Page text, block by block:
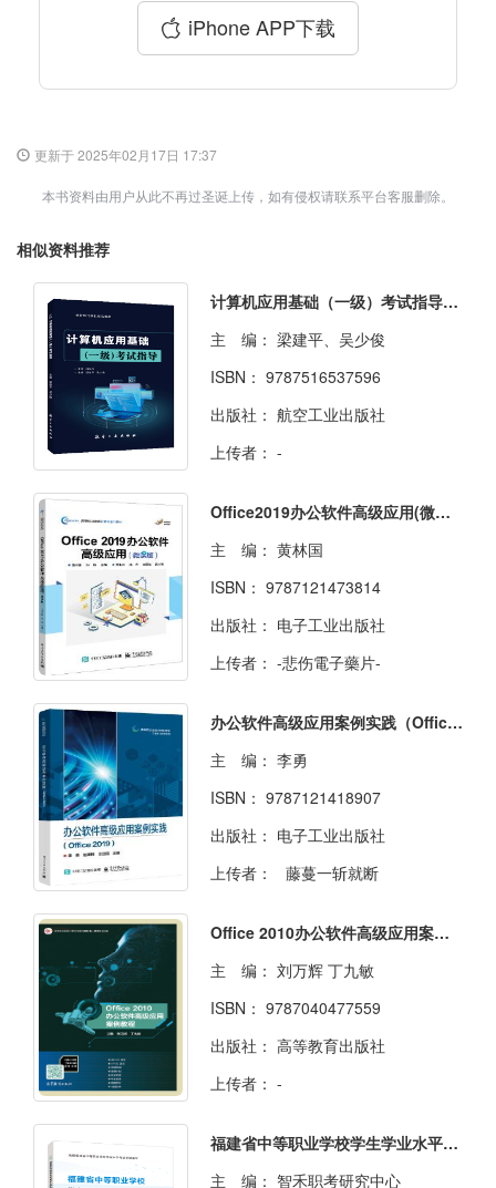
iPhone APP下载
更新于 2025年02月17日 17:37
本书资料由用户从此不再过圣诞上传，如有侵权请联系平台客服删除。
相似资料推荐
计算机应用基础（一级）考试指导[Win10+Office2019] [浙江版]（双色）（含微课）
主 编： 梁建平、吴少俊
ISBN： 9787516537596
出版社： 航空工业出版社
上传者： -
Office2019办公软件高级应用(微课版)
主 编： 黄林国
ISBN： 9787121473814
出版社： 电子工业出版社
上传者： -悲伤電子藥片-
办公软件高级应用案例实践（Office 2019）
主 编： 李勇
ISBN： 9787121418907
出版社： 电子工业出版社
上传者：
藤蔓一斩就断
Office 2010办公软件高级应用案例教程
主 编： 刘万辉 丁九敏
ISBN： 9787040477559
出版社： 高等教育出版社
上传者： -
福建省中等职业学校学生学业水平考试用书：信息技术基础复习指导（双色）（含微课）
主 编： 智禾职考研究中心